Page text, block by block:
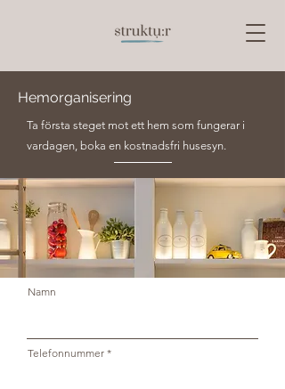
Hemorganisering
Ta första steget mot ett hem som fungerar i
vardagen, boka en kostnadsfri husesyn.
Namn
Telefonnummer